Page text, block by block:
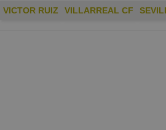
VICTOR RUIZ VILLARREAL CF